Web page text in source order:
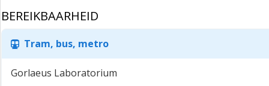
BEREIKBAARHEID
Het geheel is per eigen vervoer goed bereikbaar via de
vervoer is tevens goed als te noemen. Er bevindt zich een
LOCATIE / LIGGING
BEREIKBAARHEID
Tram, bus, metro
Gorlaeus Laboratorium